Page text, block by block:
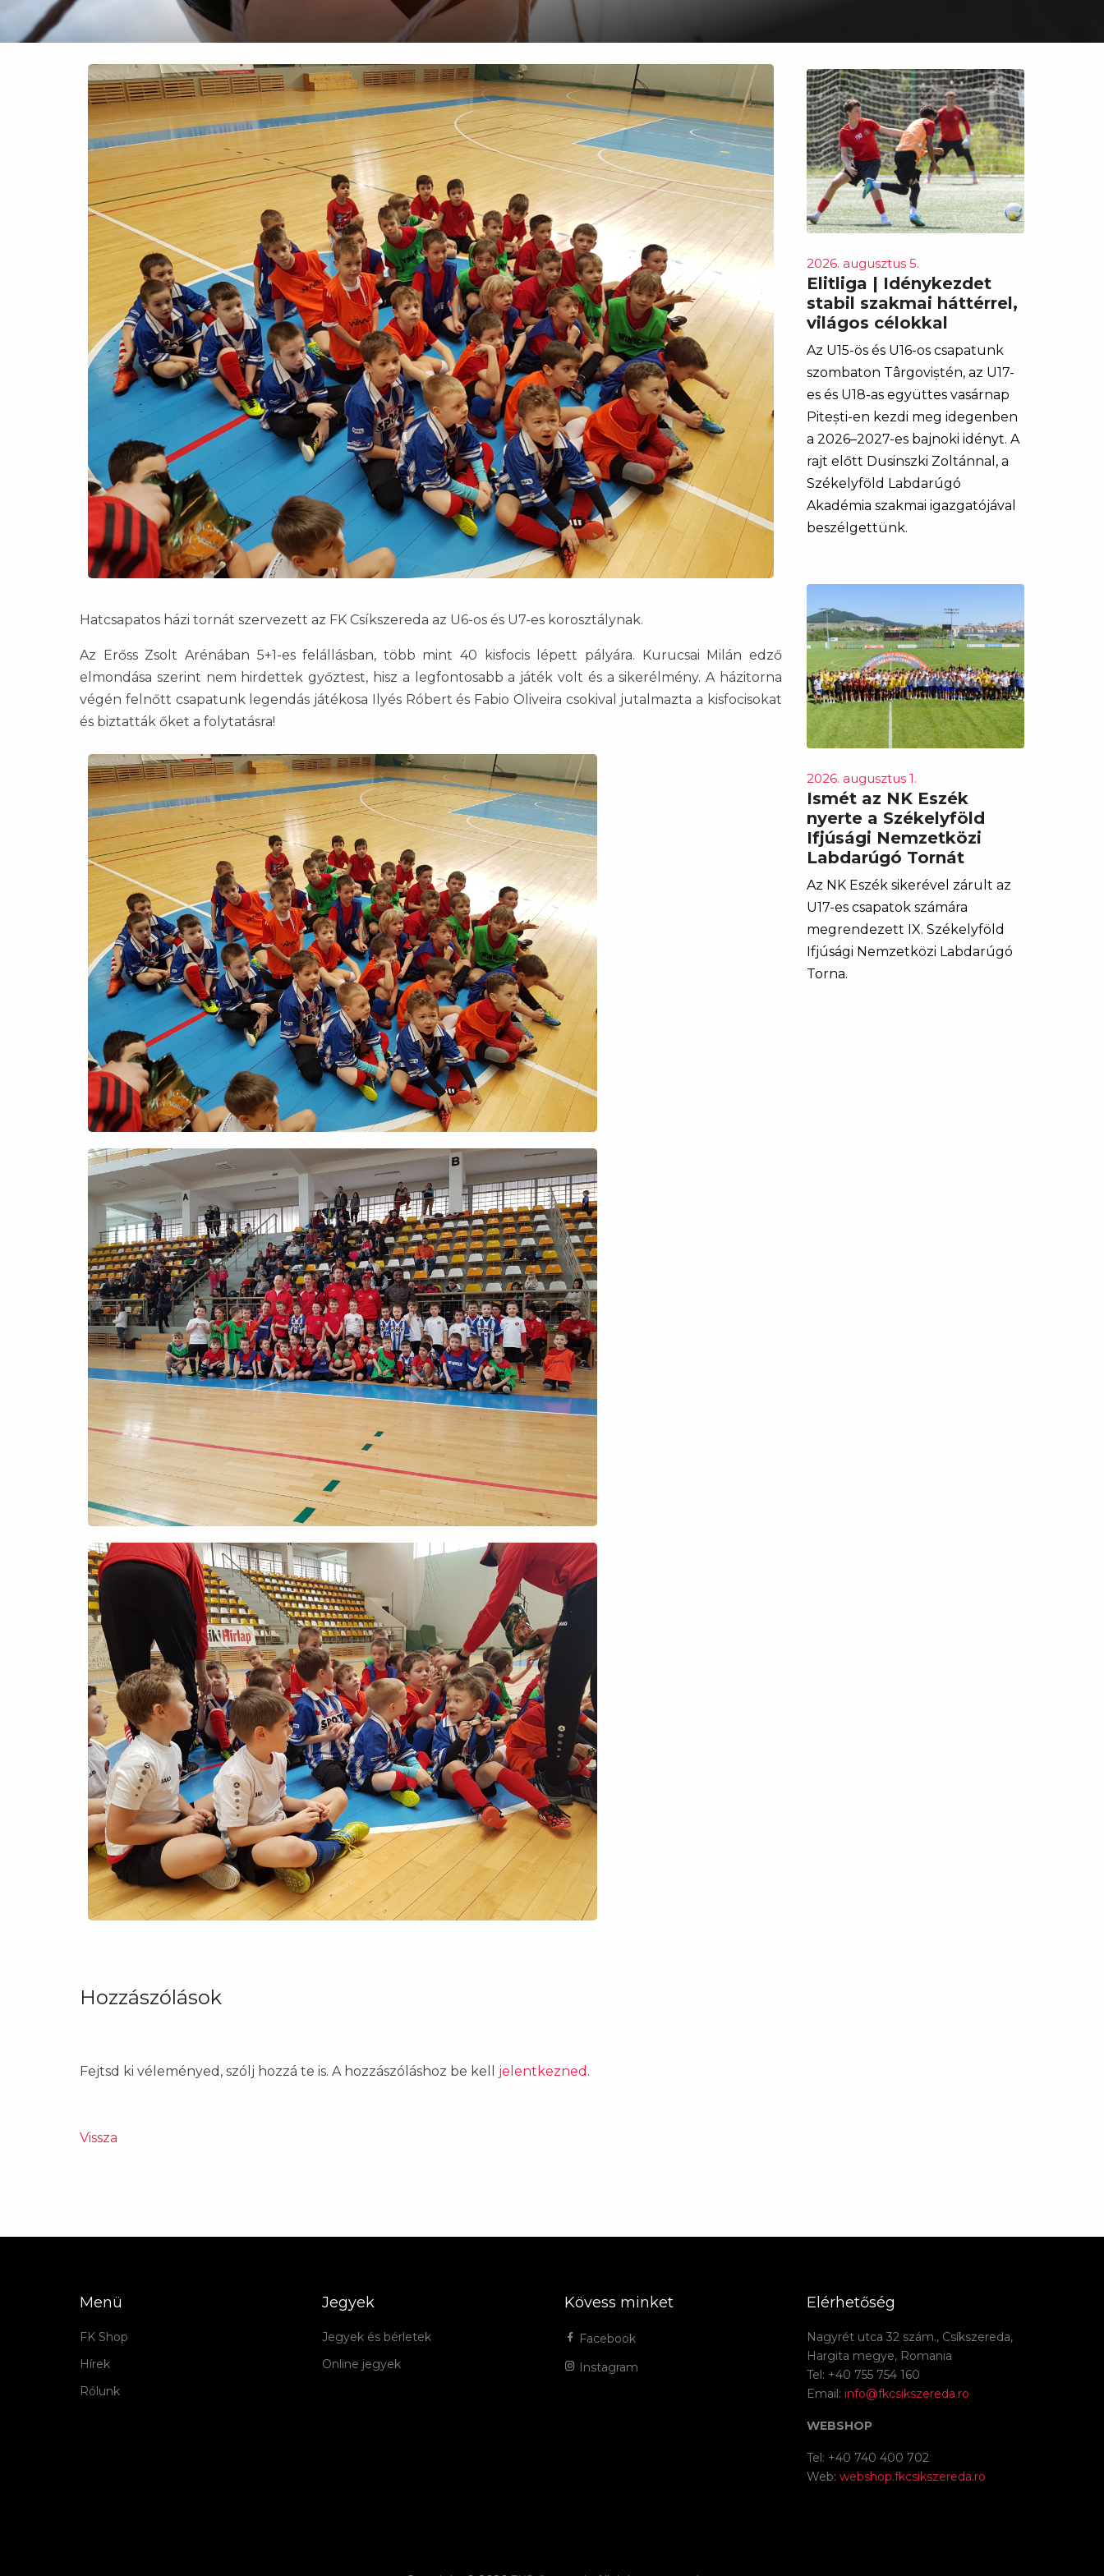
Hatcsapatos házi tornát szervezett az FK Csíkszereda az U6-os és U7-es korosztálynak.
Az Erőss Zsolt Arénában 5+1-es felállásban, több mint 40 kisfocis lépett pályára. Kurucsai Milán edző
elmondása szerint nem hirdettek győztest, hisz a legfontosabb a játék volt és a sikerélmény. A házitorna
végén felnőtt csapatunk legendás játékosa Ilyés Róbert és Fabio Oliveira csokival jutalmazta a kisfocisokat
és biztatták őket a folytatásra!
2026. augusztus 5.
Elitliga | Idénykezdet
stabil szakmai háttérrel,
világos célokkal
Az U15-ös és U16-os csapatunk
szombaton Târgoviștén, az U17-
es és U18-as együttes vasárnap
Pitești-en kezdi meg idegenben
a 2026–2027-es bajnoki idényt. A
rajt előtt Dusinszki Zoltánnal, a
Székelyföld Labdarúgó
Akadémia szakmai igazgatójával
beszélgettünk.
2026. augusztus 1.
Ismét az NK Eszék
nyerte a Székelyföld
Ifjúsági Nemzetközi
Labdarúgó Tornát
Az NK Eszék sikerével zárult az
U17-es csapatok számára
megrendezett IX. Székelyföld
Ifjúsági Nemzetközi Labdarúgó
Torna.
Hozzászólások
Fejtsd ki véleményed, szólj hozzá te is. A hozzászóláshoz be kell jelentkezned .
Vissza
Menü
FK Shop
Hírek
Rólunk
Jegyek
Jegyek és bérletek
Online jegyek
Kövess minket
Facebook
Instagram
Elérhetőség
Nagyrét utca 32 szám., Csíkszereda,
Hargita megye, Romania
Tel: +40 755 754 160
Email: info@fkcsikszereda.ro
WEBSHOP
Tel: +40 740 400 702
Web: webshop.fkcsikszereda.ro